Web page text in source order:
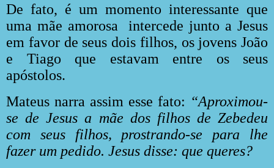
De fato, é um momento interessante que
uma mãe amorosa
intercede junto a Jesus
em favor de seus dois filhos, os jovens João
e Tiago que estavam entre os seus
apóstolos.
Mateus narra assim esse fato: “Aproximou-
se de Jesus a mãe dos filhos de Zebedeu
com seus filhos, prostrando-se para lhe
fazer um pedido. Jesus disse: que queres?